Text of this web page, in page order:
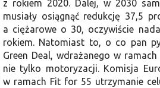
z rokiem 2020. Dalej, w 2030
musiały osiągnąć redukcję 37,5
a ciężarowe o 30, oczywiście
rokiem. Natomiast to, o co pan
Green Deal, wdrażanego w
nie tylko motoryzacji. Komisja
w ramach Fit for 55 utrzymanie